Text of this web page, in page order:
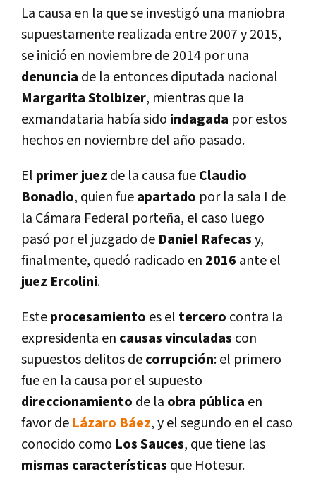
La causa en la que se investigó una maniobra
supuestamente realizada entre 2007 y 2015,
se inició en noviembre de 2014 por una
denuncia de la entonces diputada nacional
Margarita Stolbizer, mientras que la
exmandataria habí­a sido indagada por estos
hechos en noviembre del año pasado.
El primer juez de la causa fueClaudio
Bonadio, quien fueapartado por la sala I de
la Cámara Federal porteña, el caso luego
pasó por el juzgado de Daniel Rafecasy,
finalmente, quedó radicado en 2016 ante el
juez Ercolini.
Esteprocesamiento es el tercero contra la
expresidenta en causas vinculadas con
supuestos delitos decorrupción: el primero
fue en la causa por el supuesto
direccionamiento de la obra pública en
favor de Lázaro Báez, y el segundo en el caso
conocido como Los Sauces, que tiene las
mismas caracterí­sticas que Hotesur.